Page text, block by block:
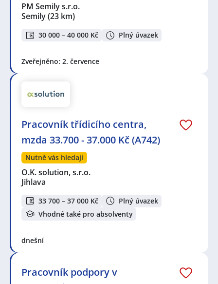
PM Semily s.r.o.
Semily(23 km)
30 000 – 40 000 Kč Plný úvazek
Zveřejněno: 2. července
Pracovník třídicího centra,
mzda 33.700 - 37.000 Kč (A742)
Nutně vás hledají
O.K. solution, s.r.o.
Jihlava
33 700 – 37 000 Kč
Plný úvazek
Vhodné také pro absolventy
dnešní
Pracovník podpory v